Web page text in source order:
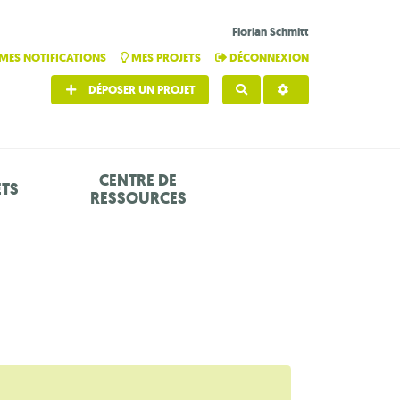
Florian Schmitt
NOTIFICATIONS
MES PROJETS DÉCONNEXION
RECHERCHER
DÉPOSER UN PROJET
CENTRE DE
RESSOURCES